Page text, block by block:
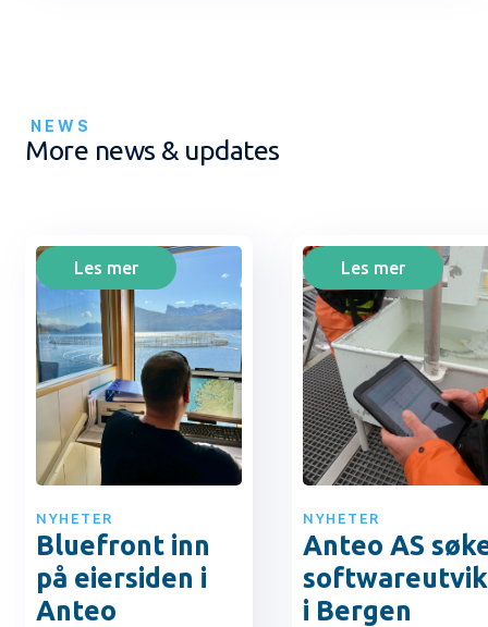
NEWS
More news & updates
NYHETER
Bluefront inn
på eiersiden i
Anteo
Les mer
NYHETER
Anteo AS
i Bergen
Les mer